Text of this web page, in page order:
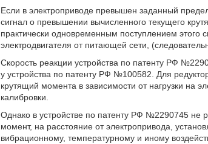
Если в электроприводе превышен заданный
сигнал о превышении вычисленного текущего
практически одновременным поступлением этого
электродвигателя от питающей сети,
Скорость реакции устройства по патенту РФ
у устройства по патенту РФ №100582. Для
крутящий момента в зависимости от нагрузки на
калибровки.
Однако в устройстве по патенту РФ №2290745 не
момент, на расстояние от электропривода,
вибрационному, температурному и иному